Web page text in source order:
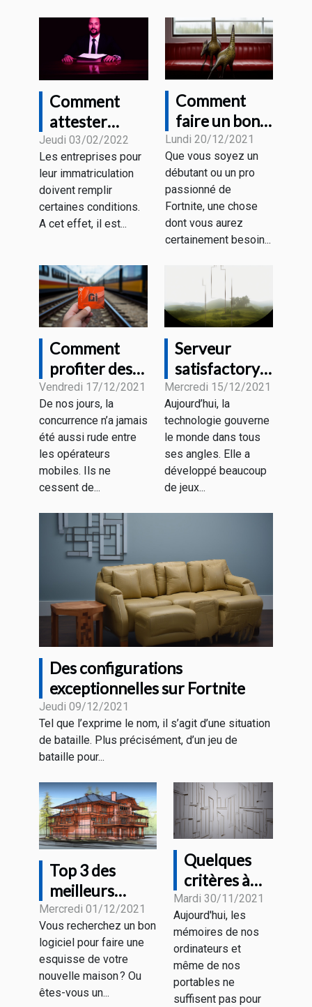
Comment
attester
juridiquement
de l’existence
de votre
entreprise ?
Jeudi 03/02/2022
Les entreprises pour
leur immatriculation
doivent remplir
certaines conditions.
A cet effet, il est...
Comment
faire un bon
choix de
souris gamer
pour Fortnite
?
Lundi 20/12/2021
Que vous soyez un
débutant ou un pro
passionné de
Fortnite, une chose
dont vous aurez
certainement besoin...
Comment
profiter des
forfaits
mobiles sans
engagement
?
Vendredi 17/12/2021
De nos jours, la
concurrence n’a jamais
été aussi rude entre
les opérateurs
mobiles. Ils ne
cessent de...
Serveur
satisfactory :
Que retenir ?
Mercredi 15/12/2021
Aujourd’hui, la
technologie gouverne
le monde dans tous
ses angles. Elle a
développé beaucoup
de jeux...
Des configurations
exceptionnelles sur Fortnite
Jeudi 09/12/2021
Tel que l’exprime le nom, il s’agit d’une situation
de bataille. Plus précisément, d’un jeu de
bataille pour...
Top 3 des
meilleurs
logiciels
d’architectures
Mercredi 01/12/2021
Vous recherchez un bon
logiciel pour faire une
esquisse de votre
nouvelle maison ? Ou
êtes-vous un...
Quelques
critères à
considérer
pour choisir
un disque
dur
Mardi 30/11/2021
Aujourd'hui, les
mémoires de nos
ordinateurs et
même de nos
portables ne
suffisent pas pour